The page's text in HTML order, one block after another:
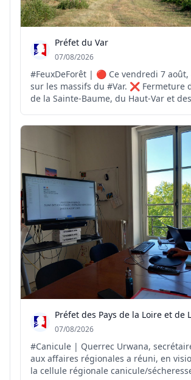
Préfet du Var
07/08/2026
#FeuxDeForêt | 🔴 Ce vendredi 7
sur les massifs du #Var. ❌ Fermeture des massifs
de la Sainte-Baume, du Haut-Var et
des massifs des Monts Toulonnais, de
des Maures, du Centre-Var et des îles
07/08/2026
#Canicule | Querrec Urwana,
aux affaires régionales a réuni, en
la cellule régionale canicule/